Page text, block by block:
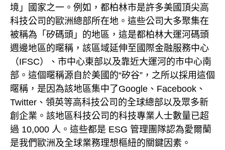
境」國家之一。例如，都柏林市是許多美國頂尖高
科技公司的歐洲總部所在地。這些公司大多聚集在
被稱為「矽碼頭」的地區，這是都柏林大運河碼頭
週邊地區的暱稱，該區域延伸至國際金融服務中心
（IFSC）、市中心東部以及靠近大運河的市中心南
部。這個暱稱源自於美國的“矽谷”，之所以採用這個
暱稱，是因為該地區集中了Google、Facebook、
Twitter、領英等高科技公司的全球總部以及眾多新
創企業。該地區科技公司的科技專業人士數量已超
過 10,000 人。這些都是 ESG 管理團隊認為愛爾蘭
是我們歐洲及全球業務理想樞紐的關鍵因素。